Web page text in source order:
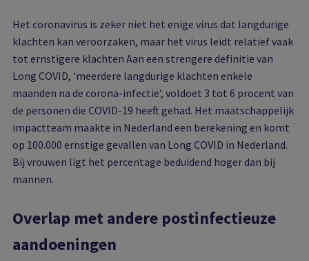
Het coronavirus is zeker niet het enige virus dat langdurige
klachten kan veroorzaken, maar het virus leidt relatief vaak
tot ernstigere klachten Aan een strengere definitie van
Long COVID, ‘meerdere langdurige klachten enkele
maanden na de corona-infectie’, voldoet 3 tot 6 procent van
de personen die COVID-19 heeft gehad. Het maatschappelijk
impactteam maakte in Nederland een berekening en komt
op 100.000 ernstige gevallen van Long COVID in Nederland.
Bij vrouwen ligt het percentage beduidend hoger dan bij
mannen.
Overlap met andere postinfectieuze
aandoeningen